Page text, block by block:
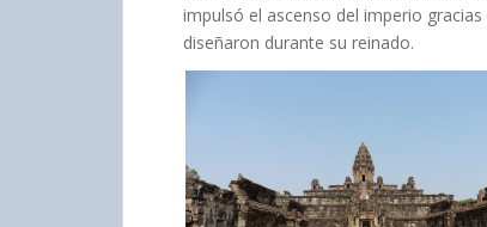
impulsó el ascenso del imperio
diseñaron durante su reinado.